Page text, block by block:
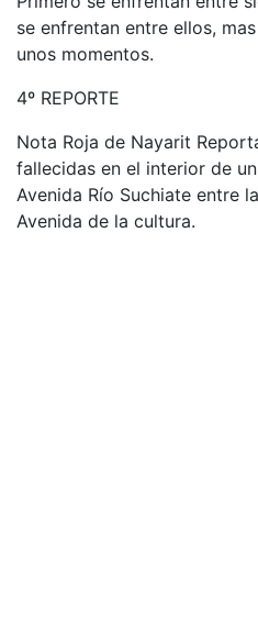
se enfrentan entre ellos,
unos momentos.
4º REPORTE
Nota Roja de Nayarit
fallecidas en el interior de
Avenida Río Suchiate entre
Avenida de la cultura.